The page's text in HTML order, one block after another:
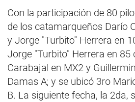
Con la participación de 80
de los catamarqueños Darío
y Jorge "Turbito" Herrera en
Jorge "Turbito" Herrera en 85
Carabajal en MX2 y
Damas A; y se ubicó 3ro
B. La siguiente fecha, la 2da,